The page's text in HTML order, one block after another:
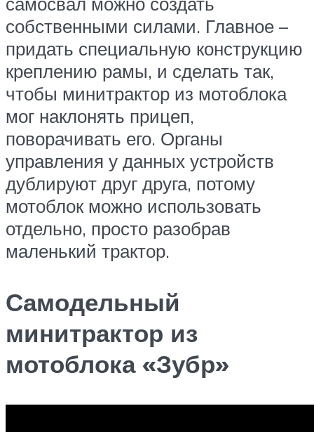
собственными силами. Главное –
придать специальную конструкцию
креплению рамы, и сделать так,
чтобы минитрактор из мотоблока
мог наклонять прицеп,
поворачивать его. Органы
управления у данных устройств
дублируют друг друга, потому
мотоблок можно использовать
отдельно, просто разобрав
маленький трактор.
Самодельный
минитрактор из
мотоблока «Зубр»